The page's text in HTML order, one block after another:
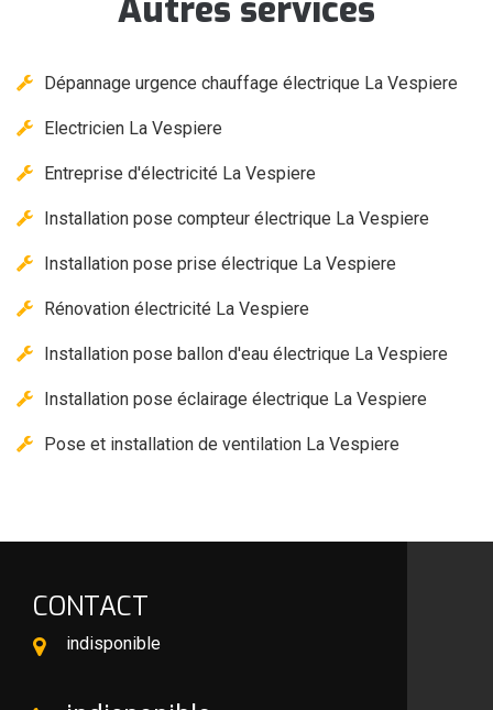
Autres services
Dépannage urgence chauffage électrique La Vespiere
Electricien La Vespiere
Entreprise d'électricité La Vespiere
Installation pose compteur électrique La Vespiere
Installation pose prise électrique La Vespiere
Rénovation électricité La Vespiere
Installation pose ballon d'eau électrique La Vespiere
Installation pose éclairage électrique La Vespiere
Pose et installation de ventilation La Vespiere
CONTACT
indisponible